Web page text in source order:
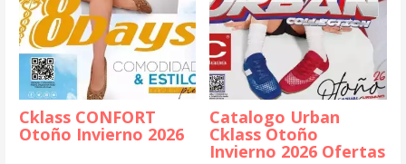
Cklass CONFORT
Otoño Invierno 2026
Catalogo Urban
Cklass Otoño
Invierno 2026 Ofertas